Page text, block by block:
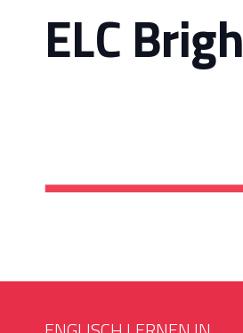
ELC